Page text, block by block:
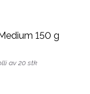
150 g
av 20 stk